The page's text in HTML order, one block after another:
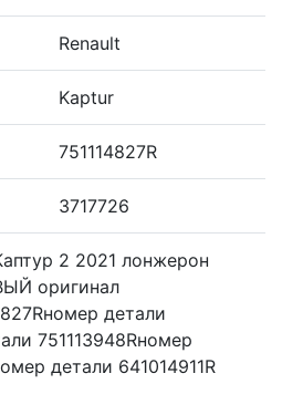
Renault
Kaptur
751114827R
3717726
2 2021 лонжерон
оригинал
детали
751113948Rномер
детали 641014911R